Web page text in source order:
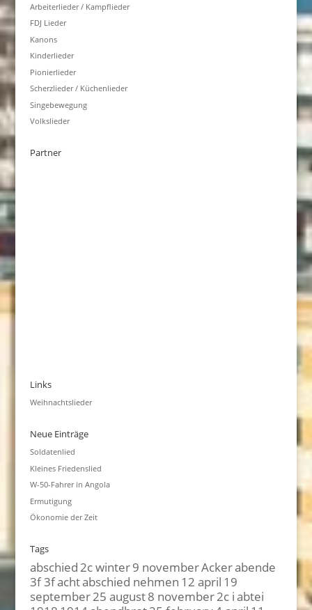
Arbeiterlieder / Kampflieder
FDJ Lieder
Kanons
Kinderlieder
Pionierlieder
Scherzlieder / Küchenlieder
Singebewegung
Volkslieder
Partner
Links
Weihnachtslieder
Neue Einträge
Soldatenlied
Kleines Friedenslied
W-50-Fahrer in Angola
Ermutigung
Ökonomie der Zeit
Tags
abschied2c winter9 novemberAckerabende
3f 3fachtabschied nehmen 12 april 19
september25 august8 november2c iabtei